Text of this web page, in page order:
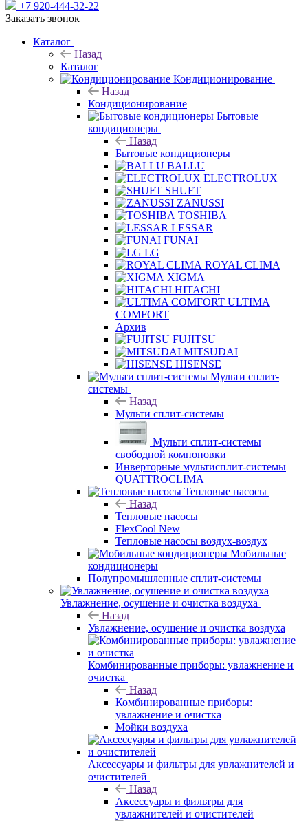
+7 920-444-32-22
Заказать звонок
Каталог
Назад
Каталог
Кондиционирование
Назад
Кондиционирование
Бытовые
кондиционеры
Назад
Бытовые кондиционеры
BALLU
ELECTROLUX
SHUFT
ZANUSSI
TOSHIBA
LESSAR
FUNAI
LG
ROYAL CLIMA
XIGMA
HITACHI
ULTIMA
COMFORT
Архив
FUJITSU
MITSUDAI
HISENSE
Мульти сплит-
системы
Назад
Мульти сплит-системы
Мульти сплит-системы
свободной компоновки
Инверторные мультисплит-системы
QUATTROCLIMA
Тепловые насосы
Назад
Тепловые насосы
FlexCool New
Тепловые насосы воздух-воздух
Мобильные
кондиционеры
Полупромышленные сплит-системы
Увлажнение, осушение и очистка воздуха
Назад
Увлажнение, осушение и очистка воздуха
Комбинированные приборы: увлажнение и
очистка
Назад
Комбинированные приборы:
увлажнение и очистка
Мойки воздуха
Аксессуары и фильтры для увлажнителей и
очистителей
Назад
Аксессуары и фильтры для
увлажнителей и очистителей